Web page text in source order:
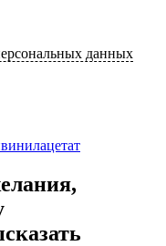
данных